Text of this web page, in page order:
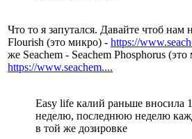
Что то я запутался. Давайте чтоб нам
Flourish (это микро) - https://
же Seachem - Seachem Phosphorus (это
https://www.seachem....
Easy life калий раньше вносила
неделю, последнюю неделю
в той же дозировке